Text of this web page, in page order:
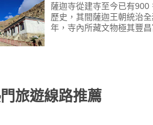
薩迦寺從建寺至今已有900
歷史，其間薩迦王朝統治
年，寺內所藏文物極其豐昌
旅遊線路推薦